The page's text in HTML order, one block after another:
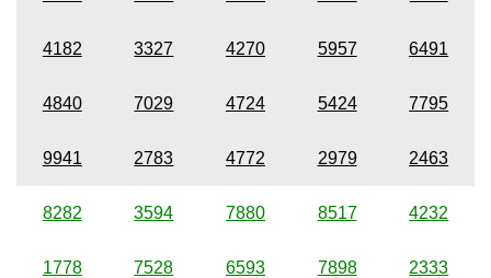
4182 3327 4270 5957 6491
4840 7029 4724 5424 7795
9941 2783 4772 2979 2463
8282 3594 7880 8517 4232
1778 7528 6593 7898 2333